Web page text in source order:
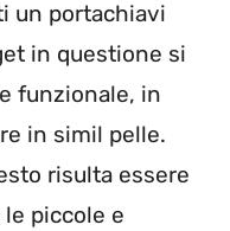
un portachiavi
in questione si
funzionale, in
in simil pelle.
risulta essere
piccole e